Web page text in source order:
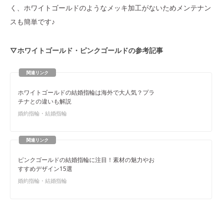
く、ホワイトゴールドのようなメッキ加工がないためメンテナン
スも簡単です♪
▽ホワイトゴールド・ピンクゴールドの参考記事
ホワイトゴールドの結婚指輪は海外で大人気？プラ
チナとの違いも解説
婚約指輪・結婚指輪
ピンクゴールドの結婚指輪に注目！素材の魅力やお
すすめデザイン15選
婚約指輪・結婚指輪